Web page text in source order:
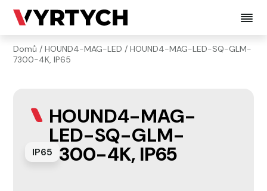
Domů /HOUND4-MAG-LED / HOUND4-MAG-LED-SQ-GLM-
7300-4K, IP65
HOUND4-MAG-
LED-SQ-GLM-
7300-4K, IP65
IP65